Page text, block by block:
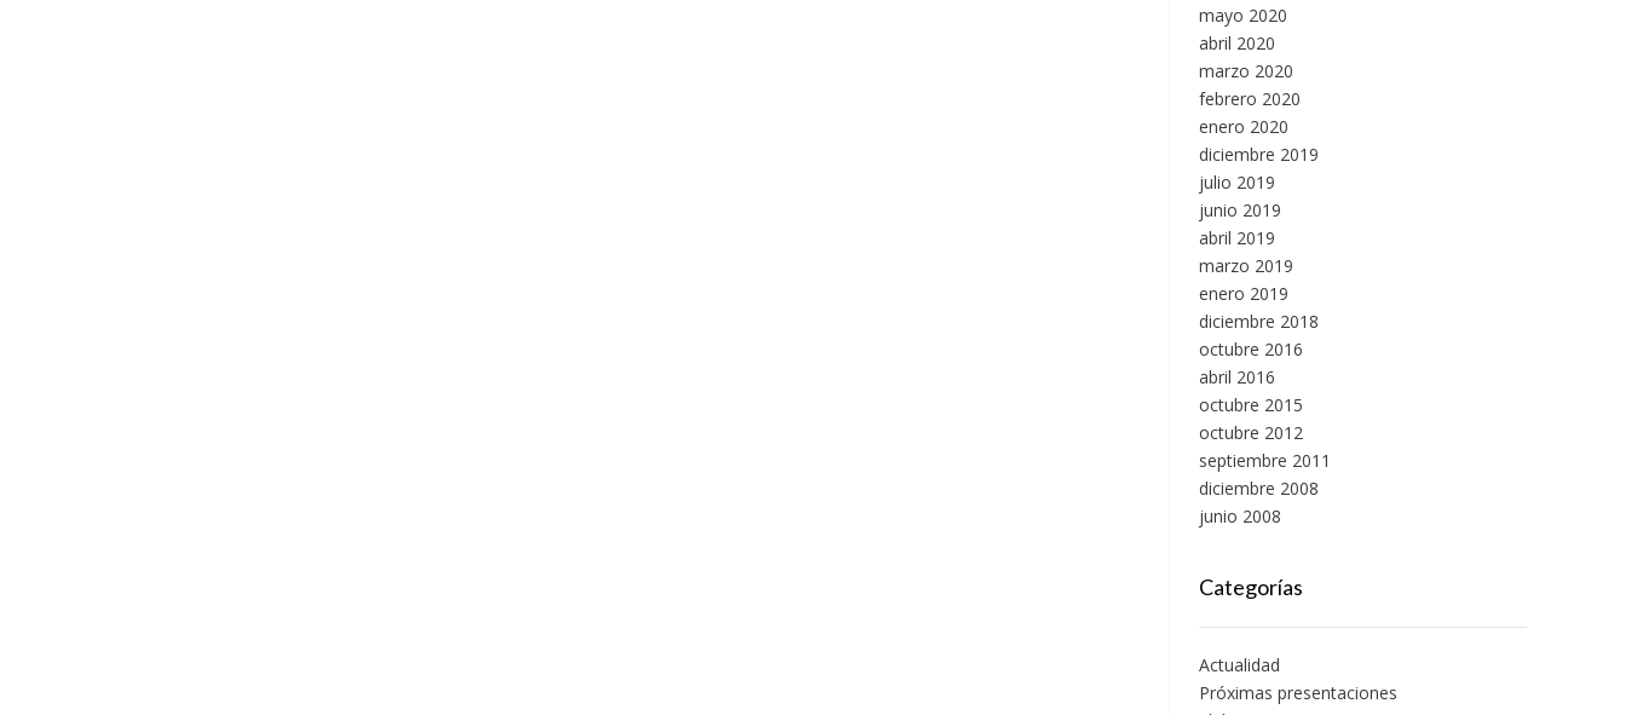
mayo 2020
abril 2020
marzo 2020
febrero 2020
enero 2020
diciembre 2019
julio 2019
junio 2019
abril 2019
marzo 2019
enero 2019
diciembre 2018
octubre 2016
abril 2016
octubre 2015
octubre 2012
septiembre 2011
diciembre 2008
junio 2008
Categorías
Actualidad
Próximas presentaciones